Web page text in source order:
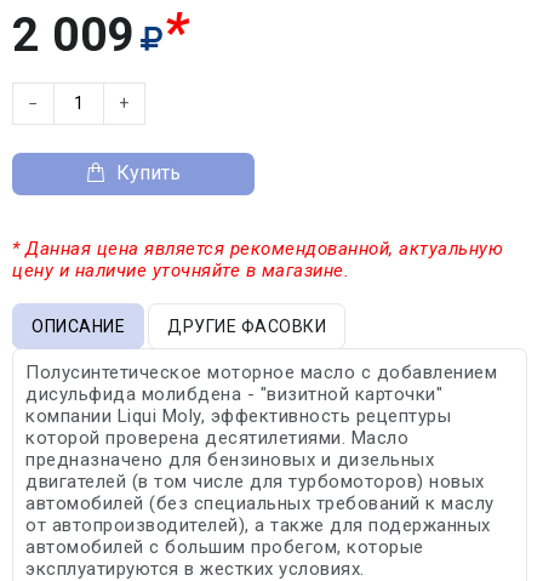
2 009 *
− +
Купить
* Данная цена является рекомендованной, актуальную
цену и наличие уточняйте в магазине.
ОПИСАНИЕ ДРУГИЕ ФАСОВКИ
Полусинтетическое моторное масло с добавлением
дисульфида молибдена - "визитной карточки"
компании Liqui Moly, эффективность рецептуры
которой проверена десятилетиями. Масло
предназначено для бензиновых и дизельных
двигателей (в том числе для турбомоторов) новых
автомобилей (без специальных требований к маслу
от автопроизводителей), а также для подержанных
автомобилей с большим пробегом, которые
эксплуатируются в жестких условиях.